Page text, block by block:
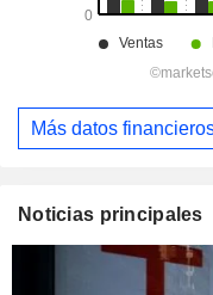
Más datos
Noticias principales